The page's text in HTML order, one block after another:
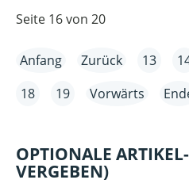
Seite 16 von 20
Anfang Zurück 13
18
19 Vorwärts
OPTIONALE
VERGEBEN)